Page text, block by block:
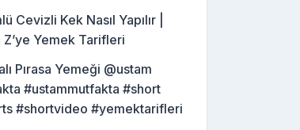
Cevizli Kek Nasıl Yapılır |
Z’ye Yemek Tarifleri
Pırasa Yemeği @ustam
#ustammutfakta #short
#shortvideo #yemektarifleri